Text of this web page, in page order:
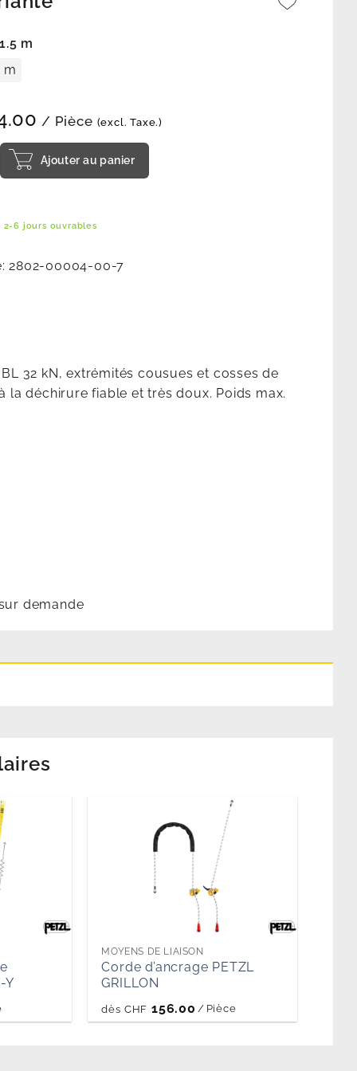
m
m
/ Pièce (excl. Taxe.)
Ajouter au panier
2-6 jours ouvrables
2802-00004-00-7
32 kN, extrémités cousues et cosses de
la déchirure fiable et très doux. Poids max.
demande
Y
MOYENS DE LIAISON
Corde d’ancrage PETZL
GRILLON
dès CHF 156.00 / Pièce